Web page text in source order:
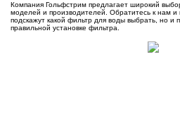
Компания Гольфстрим предлагает широкий
моделей и производителей. Обратитесь к нам
подскажут какой фильтр для воды выбрать, но и
правильной установке фильтра.